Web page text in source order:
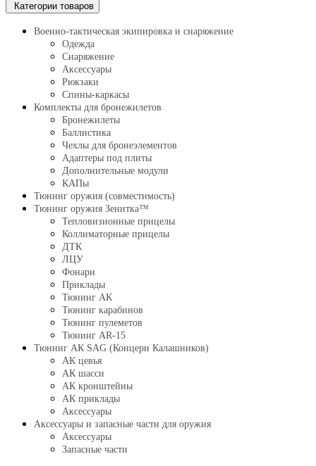
Категории товаров
Военно-тактическая экипировка и снаряжение
Одежда
Снаряжение
Аксессуары
Рюкзаки
Спины-каркасы
Комплекты для бронежилетов
Бронежилеты
Баллистика
Чехлы для бронеэлементов
Адаптеры под плиты
Дополнительные модули
КАПы
Тюнинг оружия (совместимость)
Тюнинг оружия Зенитка™
Тепловизионные прицелы
Коллиматорные прицелы
ДТК
ЛЦУ
Фонари
Приклады
Тюнинг АК
Тюнинг карабинов
Тюнинг пулеметов
Тюнинг AR-15
Тюнинг АК SAG (Концерн Калашников)
АК цевья
АК шасси
АК кронштейны
АК приклады
Аксессуары
Аксессуары и запасные части для оружия
Аксессуары
Запасные части